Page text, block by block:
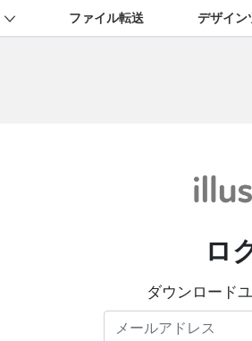
ファイル転送 デザイン
ロ
ダウンロード